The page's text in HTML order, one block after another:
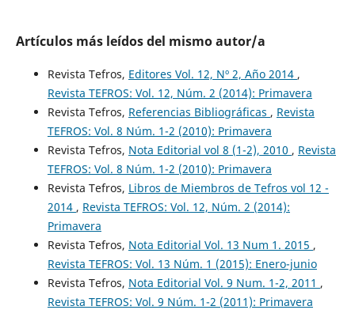
Artículos más leídos del mismo autor/a
Revista Tefros, Editores Vol. 12, Nº 2, Año 2014 ,
Revista TEFROS: Vol. 12, Núm. 2 (2014): Primavera
Revista Tefros, Referencias Bibliográficas , Revista
TEFROS: Vol. 8 Núm. 1-2 (2010): Primavera
Revista Tefros, Nota Editorial vol 8 (1-2), 2010 , Revista
TEFROS: Vol. 8 Núm. 1-2 (2010): Primavera
Revista Tefros, Libros de Miembros de Tefros vol 12 -
2014 , Revista TEFROS: Vol. 12, Núm. 2 (2014):
Primavera
Revista Tefros, Nota Editorial Vol. 13 Num 1. 2015 ,
Revista TEFROS: Vol. 13 Núm. 1 (2015): Enero-junio
Revista Tefros, Nota Editorial Vol. 9 Num. 1-2, 2011 ,
Revista TEFROS: Vol. 9 Núm. 1-2 (2011): Primavera